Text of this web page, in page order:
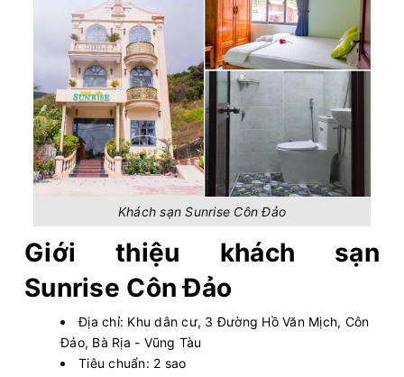
Khách sạn Sunrise Côn Đảo
Giới thiệu khách sạn
Sunrise Côn Đảo
Địa chỉ: Khu dân cư, 3 Đường Hồ Văn Mịch, Côn
Đảo, Bà Rịa - Vũng Tàu
Tiêu chuẩn: 2 sao